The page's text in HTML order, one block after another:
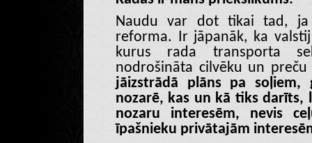
Naudu var dot tikai tad, ja
reforma. Ir jāpanāk, ka
kurus rada transporta
nodrošināta cilvēku un
jāizstrādā plāns pa soļiem,
nozarē, kas un kā tiks
nozaru interesēm, nevis
īpašnieku privātajām